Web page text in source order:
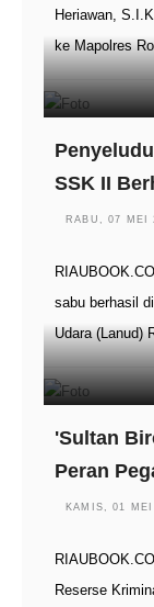
Heriawan,
ke Mapolres
SSK II
RABU, 07 MEI
sabu berhasil
Udara (Lanud)
'Sultan
Peran
KAMIS, 01
Reserse